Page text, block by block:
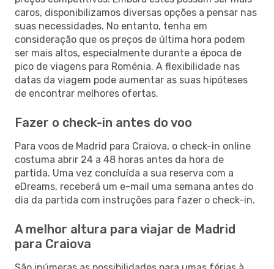
caros, disponibilizamos diversas opções a pensar nas
suas necessidades. No entanto, tenha em
consideração que os preços de última hora podem
ser mais altos, especialmente durante a época de
pico de viagens para Roménia. A flexibilidade nas
datas da viagem pode aumentar as suas hipóteses
de encontrar melhores ofertas.
Fazer o check-in antes do voo
Para voos de Madrid para Craiova, o check-in online
costuma abrir 24 a 48 horas antes da hora de
partida. Uma vez concluída a sua reserva com a
eDreams, receberá um e-mail uma semana antes do
dia da partida com instruções para fazer o check-in.
A melhor altura para viajar de Madrid
para Craiova